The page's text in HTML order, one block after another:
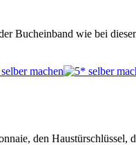
Bucheinband wie bei
den Haustürschlüssel,